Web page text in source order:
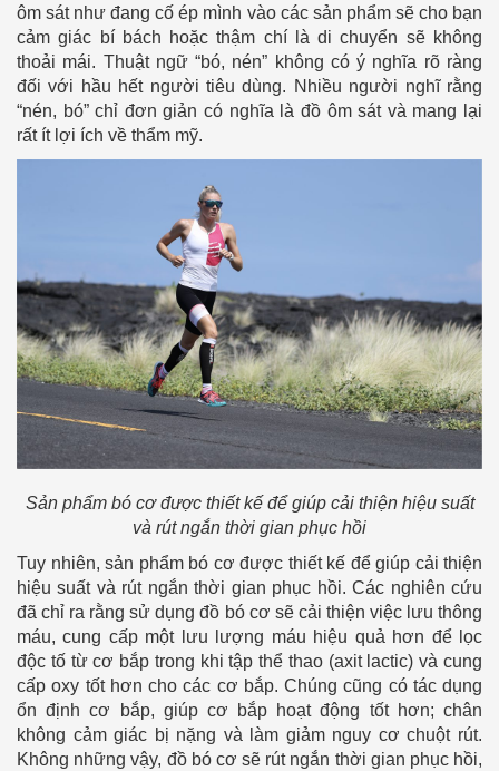
ôm sát như đang cố ép mình vào các sản phẩm sẽ cho bạn
cảm giác bí bách hoặc thậm chí là di chuyển sẽ không
thoải mái. Thuật ngữ “bó, nén” không có ý nghĩa rõ ràng
đối với hầu hết người tiêu dùng. Nhiều người nghĩ rằng
“nén, bó” chỉ đơn giản có nghĩa là đồ ôm sát và mang lại
rất ít lợi ích về thẩm mỹ.
Sản phẩm bó cơ được thiết kế để giúp cải thiện hiệu suất
và rút ngắn thời gian phục hồi
Tuy nhiên, sản phẩm bó cơ được thiết kế để giúp cải thiện
hiệu suất và rút ngắn thời gian phục hồi. Các nghiên cứu
đã chỉ ra rằng sử dụng đồ bó cơ sẽ cải thiện việc lưu thông
máu, cung cấp một lưu lượng máu hiệu quả hơn để lọc
độc tố từ cơ bắp trong khi tập thể thao (axit lactic) và cung
cấp oxy tốt hơn cho các cơ bắp. Chúng cũng có tác dụng
ổn định cơ bắp, giúp cơ bắp hoạt động tốt hơn; chân
không cảm giác bị nặng và làm giảm nguy cơ chuột rút.
Không những vậy, đồ bó cơ sẽ rút ngắn thời gian phục hồi,